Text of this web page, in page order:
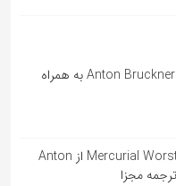
آهنگ آلمانی Zerrissen از Anton Bruckner به همراه
آهنگ آلمانی Mercurial Worst Case Band از Anton